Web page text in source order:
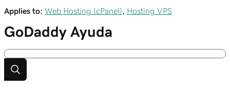
Applies to: Web Hosting (cPanel) Hosting VPS
GoDaddy Ayuda